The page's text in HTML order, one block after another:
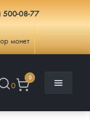
500-08-77
монет
0
0